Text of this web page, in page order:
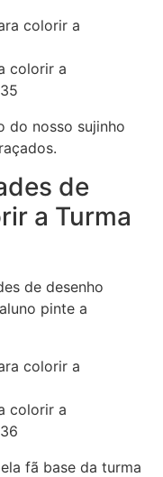
colorir a
do nosso sujinho
de
a Turma
de desenho
pinte a
colorir a
fã base da turma